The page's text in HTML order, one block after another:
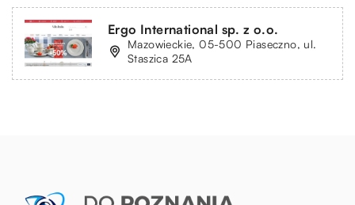
Ergo International sp. z o.o.
Mazowieckie, 05-500 Piaseczno, ul.
Staszica 25A